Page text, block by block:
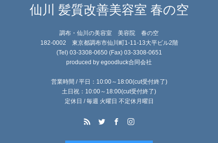
仙川 髪質改善美容室 春の空
調布・仙川の美容室 美容院 春の空
182-0002 東京都調布市仙川町1-11-13大平ビル2階
(Tel) 03-3308-0650 (Fax) 03-3308-0651
produced by egoodluck合同会社
営業時間 / 平日：10:00～18:00(cut受付終了)
土日祝：10:00～18:00(cut受付終了)
定休日 / 毎週 火曜日 不定休月曜日